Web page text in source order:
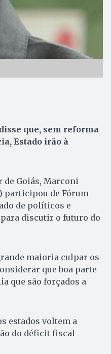
que, sem reforma
Estado irão à
de Goiás, Marconi
participou de Fórum
de políticos e
discutir o futuro do
maioria culpar os
que boa parte
que são forçados a
estados voltem a
do déficit fiscal